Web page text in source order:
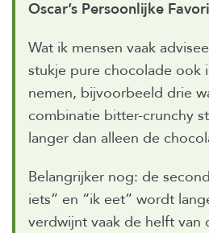
Oscar’s Persoonlijke
Wat ik mensen vaak
stukje pure chocolade ook
nemen, bijvoorbeeld drie
combinatie bitter-crunchy
langer dan alleen de
Belangrijker nog: de
iets” en “ik eet” wordt
verdwijnt vaak de helft van